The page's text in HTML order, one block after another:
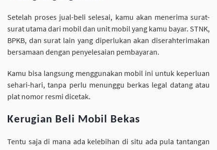
Setelah proses jual-beli selesai, kamu akan menerima surat-
surat utama dari mobil dan unit mobil yang kamu bayar. STNK,
BPKB, dan surat lain yang diperlukan akan diserahterimakan
bersamaan dengan penyelesaian pembayaran.
Kamu bisa langsung menggunakan mobil ini untuk keperluan
sehari-hari, tanpa perlu menunggu berkas legal datang atau
plat nomor resmi dicetak.
Kerugian Beli Mobil Bekas
Tentu saja di mana ada kelebihan di situ ada pula tantangan